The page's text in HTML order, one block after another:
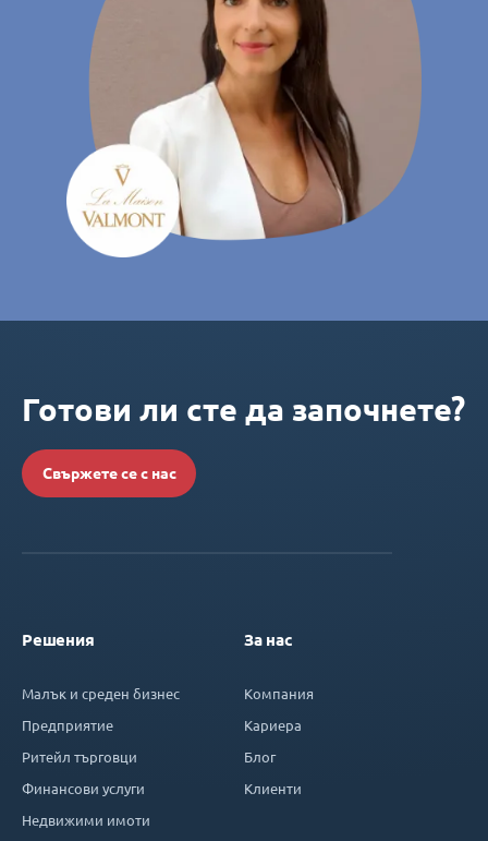
Готови ли сте да започнете?
Свържете се с нас
Решения
Малък и среден бизнес
Предприятие
Ритейл търговци
Финансови услуги
Недвижими имоти
За нас
Компания
Кариера
Блог
Клиенти